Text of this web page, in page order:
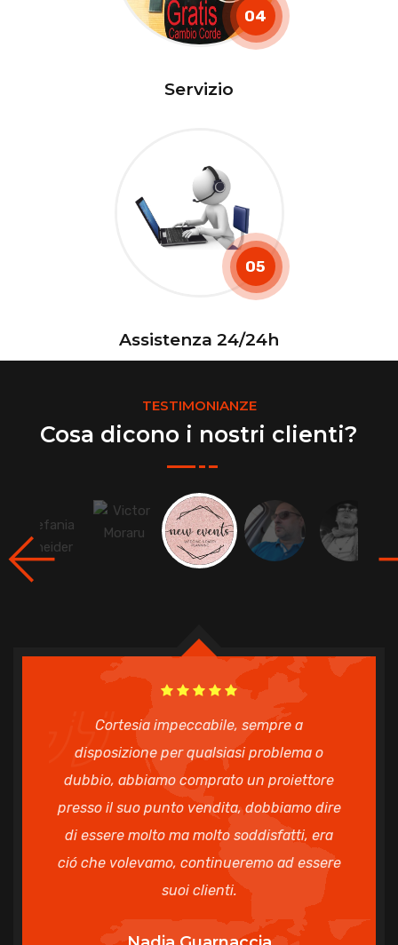
04
Servizio
05
Assistenza 24/24h
TESTIMONIANZE
Cosa dicono i nostri clienti?
Cortesia impeccabile, sempre a
disposizione per qualsiasi problema o
dubbio, abbiamo comprato un proiettore
presso il suo punto vendita, dobbiamo dire
di essere molto ma molto soddisfatti, era
ció che volevamo, continueremo ad essere
suoi clienti.